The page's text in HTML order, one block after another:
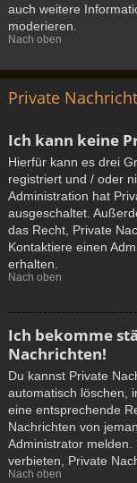
auch weitere
moderieren.
Nach oben
Private
Ich kann keine
Hierfür kann es drei
registriert und / oder
Administration hat
ausgeschaltet.
das Recht, Private
Kontaktiere einen
erhalten.
Nach oben
Ich bekomme
Nachrichten!
Du kannst Private
automatisch löschen,
eine entsprechende
Nachrichten von
Administrator
verbieten, Private
Nach oben